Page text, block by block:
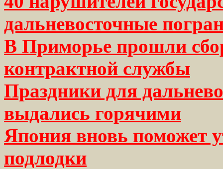
дальневосточные
В Приморье прошли
контрактной службы
Праздники для
выдались горячими
Япония вновь поможет
подлодки